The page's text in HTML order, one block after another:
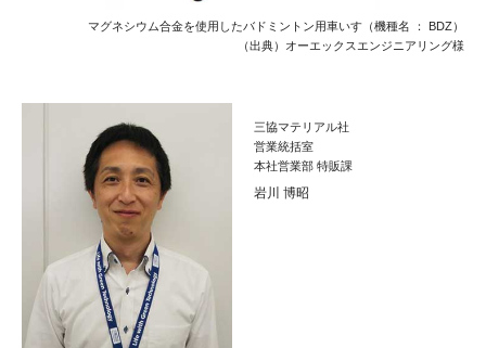
マグネシウム合金を使用したバドミントン用車いす（機種名 ： BDZ）
（出典）オーエックスエンジニアリング様
三協マテリアル社
営業統括室
本社営業部 特販課
岩川 博昭